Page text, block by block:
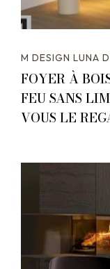
M DESIGN LUNA
FOYER À
FEU SANS
VOUS LE